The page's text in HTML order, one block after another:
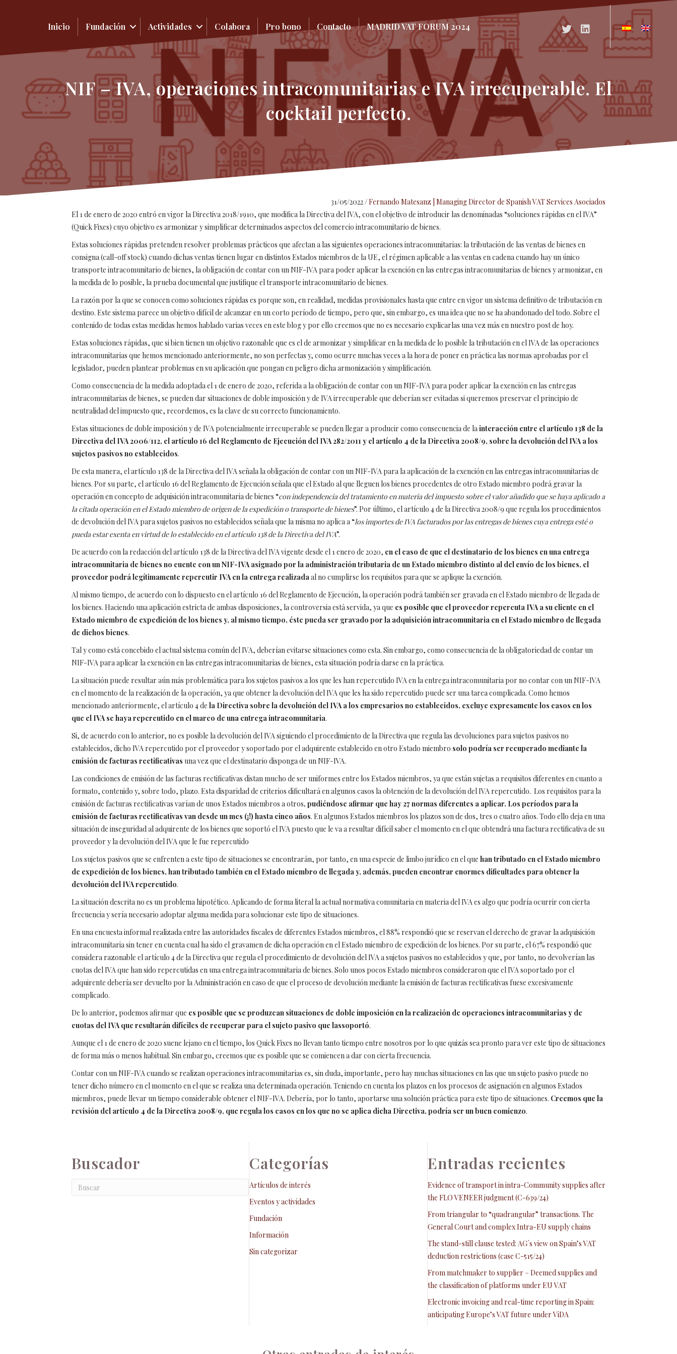
Inicio Fundación Actividades Colabora Pro bono Contacto MADRID VAT FORUM 2024 Acceso a Twitter
Acceso a Linkedin
NIF – IVA, operaciones intracomunitarias e IVA irrecuperable. El
cocktail perfecto.
31/05/2022/Fernando Matesanz | Managing Director de Spanish VAT Services Asociados
El 1 de enero de 2020 entró en vigor la Directiva 2018/1910, que modifica la Directiva del IVA, con el objetivo de introducir las denominadas “soluciones rápidas en el IVA”
(Quick Fixes) cuyo objetivo es armonizar y simplificar determinados aspectos del comercio intracomunitario de bienes.
Estas soluciones rápidas pretenden resolver problemas prácticos que afectan a las siguientes operaciones intracomunitarias: la tributación de las ventas de bienes en
consigna (call-off stock) cuando dichas ventas tienen lugar en distintos Estados miembros de la UE, el régimen aplicable a las ventas en cadena cuando hay un único
transporte intracomunitario de bienes, la obligación de contar con un NIF-IVA para poder aplicar la exención en las entregas intracomunitarias de bienes y armonizar, en
la medida de lo posible, la prueba documental que justifique el transporte intracomunitario de bienes.
La razón por la que se conocen como soluciones rápidas es porque son, en realidad, medidas provisionales hasta que entre en vigor un sistema definitivo de tributación en
destino. Este sistema parece un objetivo difícil de alcanzar en un corto período de tiempo, pero que, sin embargo, es una idea que no se ha abandonado del todo. Sobre el
contenido de todas estas medidas hemos hablado varias veces en este blog y por ello creemos que no es necesario explicarlas una vez más en nuestro post de hoy.
Estas soluciones rápidas, que si bien tienen un objetivo razonable que es el de armonizar y simplificar en la medida de lo posible la tributación en el IVA de las operaciones
intracomunitarias que hemos mencionado anteriormente, no son perfectas y, como ocurre muchas veces a la hora de poner en práctica las normas aprobadas por el
legislador, pueden plantear problemas en su aplicación que pongan en peligro dicha armonización y simplificación.
Como consecuencia de la medida adoptada el 1 de enero de 2020, referida a la obligación de contar con un NIF-IVA para poder aplicar la exención en las entregas
intracomunitarias de bienes, se pueden dar situaciones de doble imposición y de IVA irrecuperable que deberían ser evitadas si queremos preservar el principio de
neutralidad del impuesto que, recordemos, es la clave de su correcto funcionamiento.
Estas situaciones de doble imposición y de IVA potencialmente irrecuperable se pueden llegar a producir como consecuencia de lainteracción entre el artículo 138 de la
Directiva del IVA 2006/112, el artículo 16 del Reglamento de Ejecución del IVA 282/2011 y el artículo 4 de la Directiva 2008/9, sobre la devolución del IVA a los
sujetos pasivos no establecidos.
De esta manera, el artículo 138 de la Directiva del IVA señala la obligación de contar con un NIF-IVA para la aplicación de la exención en las entregas intracomunitarias de
bienes. Por su parte, el artículo 16 del Reglamento de Ejecución señala que el Estado al que lleguen los bienes procedentes de otro Estado miembro podrá gravar la
operación en concepto de adquisición intracomunitaria de bienes “con independencia del tratamiento en materia del impuesto sobre el valor añadido que se haya aplicado a
la citada operación en el Estado miembro de origen de la expedición o transporte de bienes”. Por último, el artículo 4 de la Directiva 2008/9 que regula los procedimientos
de devolución del IVA para sujetos pasivos no establecidos señala que la misma no aplica a “los importes de IVA facturados por las entregas de bienes cuya entrega esté o
pueda estar exenta en virtud de lo establecido en el artículo 138 de la Directiva del IVA”.
De acuerdo con la redacción del artículo 138 de la Directiva del IVA vigente desde el 1 enero de 2020, en el caso de que el destinatario de los bienes en una entrega
intracomunitaria de bienes no cuente con un NIF-IVA asignado por la administración tributaria de un Estado miembro distinto al del envío de los bienes, el
proveedor podrá legítimamente repercutir IVA en la entrega realizadaal no cumplirse los requisitos para que se aplique la exención.
Al mismo tiempo, de acuerdo con lo dispuesto en el artículo 16 del Reglamento de Ejecución, la operación podrá también ser gravada en el Estado miembro de llegada de
los bienes. Haciendo una aplicación estricta de ambas disposiciones, la controversia está servida, ya que es posible que el proveedor repercuta IVA a su cliente en el
Estado miembro de expedición de los bienes y, al mismo tiempo, éste pueda ser gravado por la adquisición intracomunitaria en el Estado miembro de llegada
de dichos bienes.
Tal y como está concebido el actual sistema común del IVA, deberían evitarse situaciones como esta. Sin embargo, como consecuencia de la obligatoriedad de contar un
NIF-IVA para aplicar la exención en las entregas intracomunitarias de bienes, esta situación podría darse en la práctica.
La situación puede resultar aún más problemática para los sujetos pasivos a los que les han repercutido IVA en la entrega intracomunitaria por no contar con un NIF-IVA
en el momento de la realización de la operación, ya que obtener la devolución del IVA que les ha sido repercutido puede ser una tarea complicada. Como hemos
mencionado anteriormente, el artículo 4 de la Directiva sobre la devolución del IVA a los empresarios no establecidos, excluye expresamente los casos en los
que el IVA se haya repercutido en el marco de una entrega intracomunitaria.
Si, de acuerdo con lo anterior, no es posible la devolución del IVA siguiendo el procedimiento de la Directiva que regula las devoluciones para sujetos pasivos no
establecidos, dicho IVA repercutido por el proveedor y soportado por el adquirente establecido en otro Estado miembro solo podría ser recuperado mediante la
emisión de facturas rectificativas una vez que el destinatario disponga de un NIF-IVA.
Las condiciones de emisión de las facturas rectificativas distan mucho de ser uniformes entre los Estados miembros, ya que están sujetas a requisitos diferentes en cuanto a
formato, contenido y, sobre todo, plazo. Esta disparidad de criterios dificultará en algunos casos la obtención de la devolución del IVA repercutido. Los requisitos para la
emisión de facturas rectificativas varían de unos Estados miembros a otros, pudiéndose afirmar que hay 27 normas diferentes a aplicar. Los períodos para la
emisión de facturas rectificativas van desde un mes (¡!) hasta cinco años. En algunos Estados miembros los plazos son de dos, tres o cuatro años. Todo ello deja en una
situación de inseguridad al adquirente de los bienes que soportó el IVA puesto que le va a resultar difícil saber el momento en el que obtendrá una factura rectificativa de su
proveedor y la devolución del IVA que le fue repercutido
Los sujetos pasivos que se enfrenten a este tipo de situaciones se encontrarán, por tanto, en una especie de limbo jurídico en el que han tributado en el Estado miembro
de expedición de los bienes, han tributado también en el Estado miembro de llegada y, además, pueden encontrar enormes dificultades para obtener la
devolución del IVA repercutido.
La situación descrita no es un problema hipotético. Aplicando de forma literal la actual normativa comunitaria en materia del IVA es algo que podría ocurrir con cierta
frecuencia y sería necesario adoptar alguna medida para solucionar este tipo de situaciones.
En una encuesta informal realizada entre las autoridades fiscales de diferentes Estados miembros, el 88% respondió que se reservan el derecho de gravar la adquisición
intracomunitaria sin tener en cuenta cual ha sido el gravamen de dicha operación en el Estado miembro de expedición de los bienes. Por su parte, el 67% respondió que
considera razonable el artículo 4 de la Directiva que regula el procedimiento de devolución del IVA a sujetos pasivos no establecidos y que, por tanto, no devolverían las
cuotas del IVA que han sido repercutidas en una entrega intracomunitaria de bienes. Solo unos pocos Estado miembros consideraron que el IVA soportado por el
adquirente debería ser devuelto por la Administración en caso de que el proceso de devolución mediante la emisión de facturas rectificativas fuese excesivamente
complicado.
De lo anterior, podemos afirmar que es posible que se produzcan situaciones de doble imposición en la realización de operaciones intracomunitarias y de
cuotas del IVA que resultarán difíciles de recuperar para el sujeto pasivo que lassoportó.
Aunque el 1 de enero de 2020 suene lejano en el tiempo, los Quick Fixes no llevan tanto tiempo entre nosotros por lo que quizás sea pronto para ver este tipo de situaciones
de forma más o menos habitual. Sin embargo, creemos que es posible que se comiencen a dar con cierta frecuencia.
Contar con un NIF-IVA cuando se realizan operaciones intracomunitarias es, sin duda, importante, pero hay muchas situaciones en las que un sujeto pasivo puede no
tener dicho número en el momento en el que se realiza una determinada operación. Teniendo en cuenta los plazos en los procesos de asignación en algunos Estados
miembros, puede llevar un tiempo considerable obtener el NIF-IVA. Debería, por lo tanto, aportarse una solución práctica para este tipo de situaciones. Creemos que la
revisión del artículo 4 de la Directiva 2008/9, que regula los casos en los que no se aplica dicha Directiva, podría ser un buen comienzo.
Buscador Categorías
Artículos de interés
Eventos y actividades
Fundación
Información
Sin categorizar
Entradas recientes
Evidence of transport in intra-Community supplies after
the FLO VENEER judgment (C-639/24)
From triangular to “quadrangular” transactions. The
General Court and complex Intra-EU supply chains
The stand-still clause tested: AG´s view on Spain’s VAT
deduction restrictions (case C-515/24)
From matchmaker to supplier – Deemed supplies and
the classification of platforms under EU VAT
Electronic invoicing and real-time reporting in Spain:
anticipating Europe’s VAT future under ViDA